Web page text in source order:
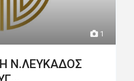
1
Ν.ΛΕΥΚΑΔΟΣ